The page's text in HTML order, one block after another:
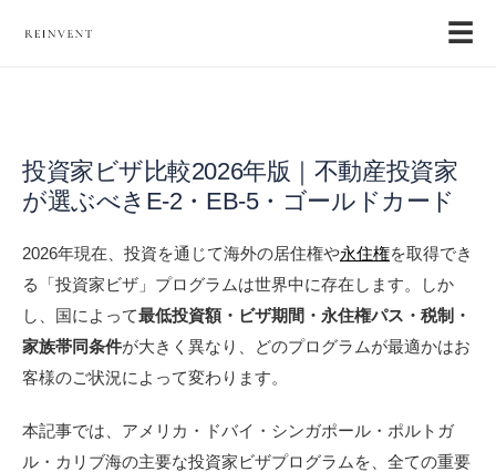
☰
投資家ビザ比較2026年版｜不動産投資家
が選ぶべきE-2・EB-5・ゴールドカード
2026年現在、投資を通じて海外の居住権や永住権を取得でき
る「投資家ビザ」プログラムは世界中に存在します。しか
し、国によって最低投資額・ビザ期間・永住権パス・税制・
家族帯同条件が大きく異なり、どのプログラムが最適かはお
客様のご状況によって変わります。
本記事では、アメリカ・ドバイ・シンガポール・ポルトガ
ル・カリブ海の主要な投資家ビザプログラムを、全ての重要